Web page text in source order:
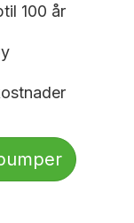
100 år